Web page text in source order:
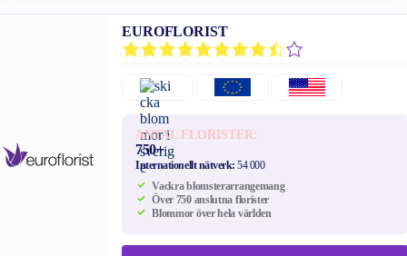
EUROFLORIST
ANTAL FLORISTER:
750+
Internationellt nätverk:54 000
Vackra blomsterarrangemang
Över 750 anslutna florister
Blommor över hela världen